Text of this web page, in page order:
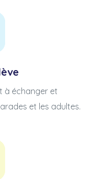
à échanger et
et les adultes.